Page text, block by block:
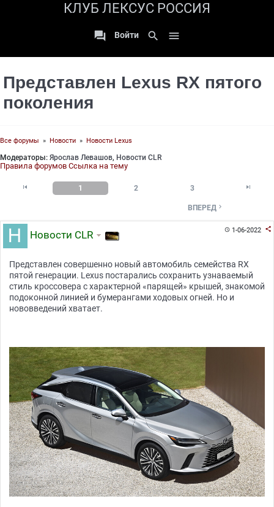
КЛУБ ЛЕКСУС РОССИЯ
 Войти search 
Представлен Lexus RX пятого
поколения
Все форумы » Новости » Новости Lexus
Модераторы: Ярослав Левашов, Новости CLR
Правила форумов Ссылка на тему
 1 2 3 
ВПЕРЕД 
1-06-2022 
Новости CLR
Представлен совершенно новый автомобиль семейства RX
пятой генерации. Lexus постарались сохранить узнаваемый
стиль кроссовера с характерной «парящей» крышей, знакомой
подоконной линией и бумерангами ходовых огней. Но и
нововведений хватает.